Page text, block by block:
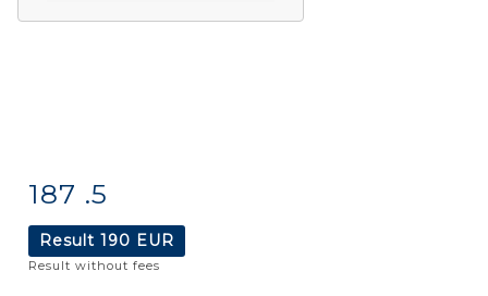
Item detail
187 .5
Result 190 EUR
Result without fees